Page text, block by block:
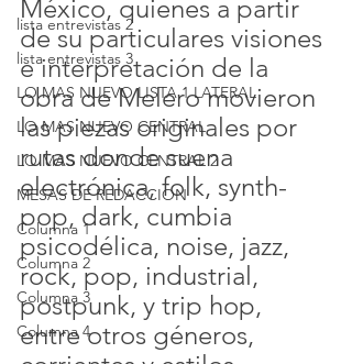
lista entrevistas 2
lista entrevistas 3
LO MAS NUEVO LISTA 1 LATERAL
LO MAS NUEVO CENTRAL
LO MAS NUEVO CENTRAL 2
MESAS DE REDACCION
Columna 1
Columna 2
Columna 3
Columna 4
México, quienes a partir
de su particulares visiones
e interpretación de la
obra de Melero movieron
las piezas originales por
rutas donde suena
electrónica, folk, synth-
pop, dark, cumbia
psicodélica, noise, jazz,
rock, pop, industrial,
postpunk, y trip hop,
entre otros géneros,